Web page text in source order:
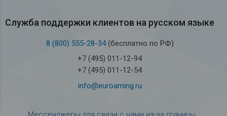
Служба под­держки кли­ен­тов на рус­ском языке
8 (800) 555-28-34(бесплатно по РФ)
+7 (495) 011-12-94
+7 (495) 011-12-54
info@euroaming.ru